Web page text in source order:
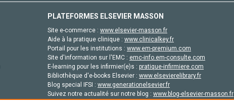
PLATEFORMES ELSEVIER MASSON
Site e-commerce : www.elsevier-masson.fr
Aide à la pratique clinique : www.clinicalkey.fr
Portail pour les institutions : www.em-premium.com
Site d'information sur l'EMC : emc-info.em-consulte.com
E-learning pour les infirmier(e)s : pratique-infirmiere.com
Bibliothèque d'e-books Elsevier : www.elsevierelibrary.fr
Blog special IFSI : www.generationelsevier.fr
Suivez notre actualité sur notre blog : www.blog-elsevier-masson.fr